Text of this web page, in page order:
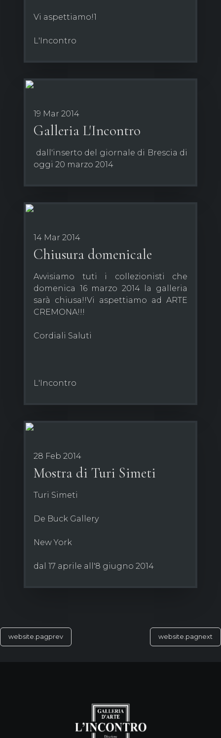
Vi aspettiamo!1
L'Incontro
19 Mar 2014
Galleria L'Incontro
dall'inserto del giornale di Brescia di
oggi 20 marzo 2014
14 Mar 2014
Chiusura domenicale
Avvisiamo tuti i collezionisti che
domenica 16 marzo 2014 la galleria
sarà chiusa!!Vi aspettiamo ad ARTE
CREMONA!!!
Cordiali Saluti
L'Incontro
28 Feb 2014
Mostra di Turi Simeti
Turi Simeti
De Buck Gallery
New York
dal 17 aprile all'8 giugno 2014
website.pagprev website.pagnext